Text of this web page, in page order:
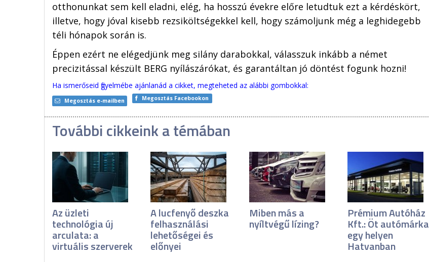
otthonunkat sem kell eladni, elég, ha hosszú évekre előre letudtuk ezt a kérdéskört,
illetve, hogy jóval kisebb rezsiköltségekkel kell, hogy számoljunk még a leghidegebb
téli hónapok során is.
Éppen ezért ne elégedjünk meg silány darabokkal, válasszuk inkább a német
precizitással készült BERG nyílászárókat, és garantáltan jó döntést fogunk hozni!
Ha ismerőseid figyelmébe ajánlanád a cikket, megteheted az alábbi gombokkal:
Megosztás e-mailben Megosztás Facebookon
További cikkeink a témában
Az üzleti
technológia új
arculata: a
virtuális szerverek
A lucfenyő deszka
felhasználási
lehetőségei és
előnyei
Miben más a
nyíltvégű lízing?
Prémium Autóház
Kft.: Öt autómárka
egy helyen
Hatvanban